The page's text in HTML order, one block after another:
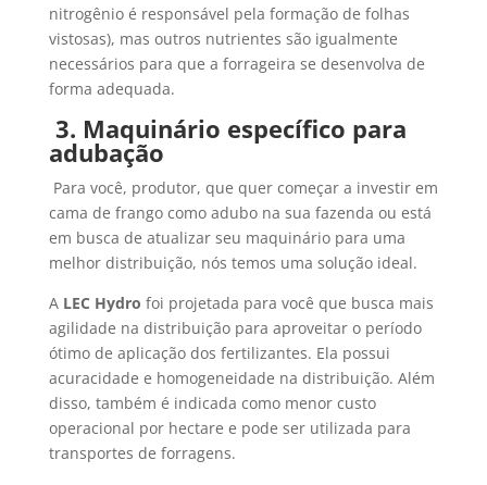
nitrogênio é responsável pela formação de folhas
vistosas), mas outros nutrientes são igualmente
necessários para que a forrageira se desenvolva de
forma adequada.
3. Maquinário específico para
adubação
Para você, produtor, que quer começar a investir em
cama de frango como adubo na sua fazenda ou está
em busca de atualizar seu maquinário para uma
melhor distribuição, nós temos uma solução ideal.
A LEC Hydro foi projetada para você que busca mais
agilidade na distribuição para aproveitar o período
ótimo de aplicação dos fertilizantes. Ela possui
acuracidade e homogeneidade na distribuição. Além
disso, também é indicada como menor custo
operacional por hectare e pode ser utilizada para
transportes de forragens.